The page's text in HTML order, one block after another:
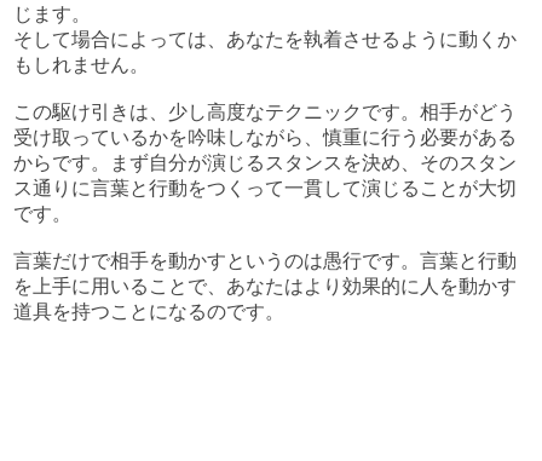
じます。
そして場合によっては、あなたを執着させるように動くか
もしれません。
この駆け引きは、少し高度なテクニックです。相手がどう
受け取っているかを吟味しながら、慎重に行う必要がある
からです。まず自分が演じるスタンスを決め、そのスタン
ス通りに言葉と行動をつくって一貫して演じることが大切
です。
言葉だけで相手を動かすというのは愚行です。言葉と行動
を上手に用いることで、あなたはより効果的に人を動かす
道具を持つことになるのです。